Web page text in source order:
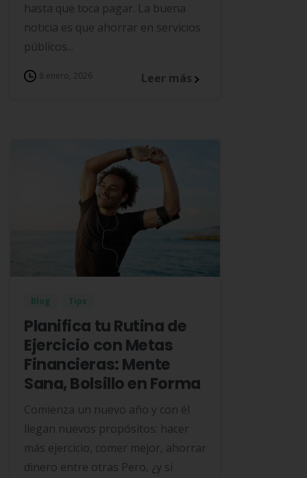
hasta que toca pagar. La buena
noticia es que ahorrar en servicios
públicos...
8 enero, 2026 Leer más
Blog Tips
Planifica tu Rutina de
Ejercicio con Metas
Financieras: Mente
Sana, Bolsillo en Forma
Comienza un nuevo año y con él
llegan nuevos propósitos: hacer
más ejercicio, comer mejor, ahorrar
dinero entre otras Pero, ¿y si